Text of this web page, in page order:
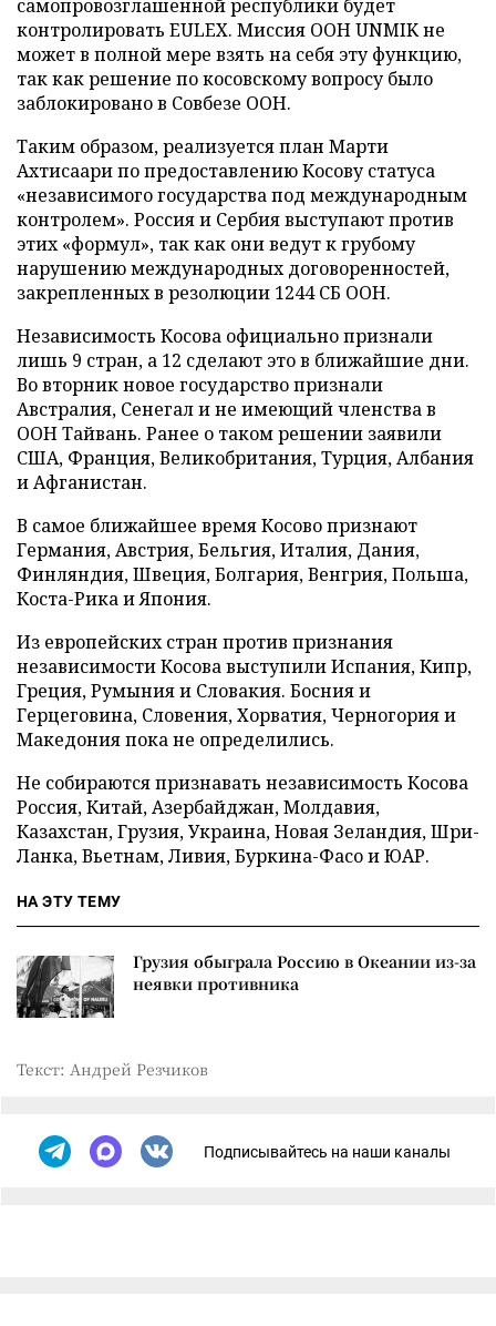
самопровозглашенной республики будет
контролировать EULEX. Миссия ООН UNMIK не
может в полной мере взять на себя эту функцию,
так как решение по косовскому вопросу было
заблокировано в Совбезе ООН.
Таким образом, реализуется план Марти
Ахтисаари по предоставлению Косову статуса
«независимого государства под международным
контролем». Россия и Сербия выступают против
этих «формул», так как они ведут к грубому
нарушению международных договоренностей,
закрепленных в резолюции 1244 СБ ООН.
Независимость Косова официально признали
лишь 9 стран, а 12 сделают это в ближайшие дни.
Во вторник новое государство признали
Австралия, Сенегал и не имеющий членства в
ООН Тайвань. Ранее о таком решении заявили
США, Франция, Великобритания, Турция, Албания
и Афганистан.
В самое ближайшее время Косово признают
Германия, Австрия, Бельгия, Италия, Дания,
Финляндия, Швеция, Болгария, Венгрия, Польша,
Коста-Рика и Япония.
Из европейских стран против признания
независимости Косова выступили Испания, Кипр,
Греция, Румыния и Словакия. Босния и
Герцеговина, Словения, Хорватия, Черногория и
Македония пока не определились.
Не собираются признавать независимость Косова
Россия, Китай, Азербайджан, Молдавия,
Казахстан, Грузия, Украина, Новая Зеландия, Шри-
Ланка, Вьетнам, Ливия, Буркина-Фасо и ЮАР.
НА ЭТУ ТЕМУ
Грузия обыграла Россию в Океании из-за
неявки противника
Текст: Андрей Резчиков
Подписывайтесь на наши каналы